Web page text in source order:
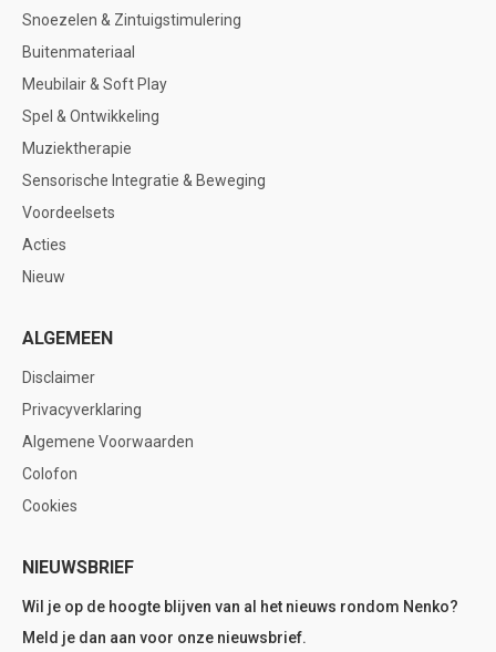
Snoezelen & Zintuigstimulering
Buitenmateriaal
Meubilair & Soft Play
Spel & Ontwikkeling
Muziektherapie
Sensorische Integratie & Beweging
Voordeelsets
Acties
Nieuw
ALGEMEEN
Disclaimer
Privacyverklaring
Algemene Voorwaarden
Colofon
Cookies
NIEUWSBRIEF
Wil je op de hoogte blijven van al het nieuws rondom Nenko?
Meld je dan aan voor onze nieuwsbrief.